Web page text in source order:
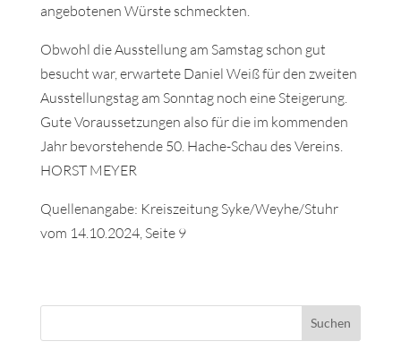
angebotenen Würste schmeckten.
Obwohl die Ausstellung am Samstag schon gut
besucht war, erwartete Daniel Weiß für den zweiten
Ausstellungstag am Sonntag noch eine Steigerung.
Gute Voraussetzungen also für die im kommenden
Jahr bevorstehende 50. Hache-Schau des Vereins.
HORST MEYER
Quellenangabe: Kreiszeitung Syke/Weyhe/Stuhr
vom 14.10.2024, Seite 9